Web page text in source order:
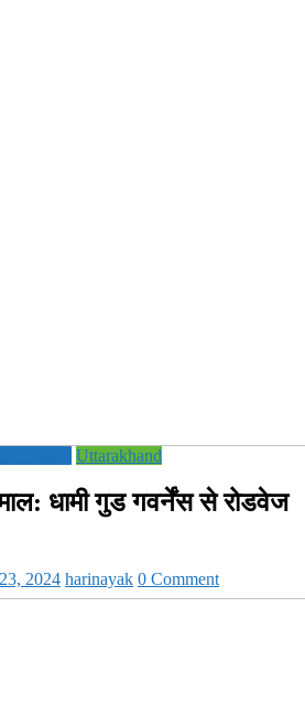
Uttarakhand
धामी गुड गवर्नेंस से रोडवेज
2024 harinayak 0 Comment